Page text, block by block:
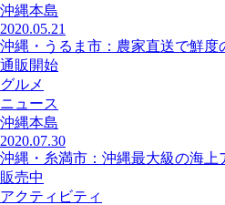
沖縄本島
2020.05.21
沖縄・うるま市：農家直送で鮮度
通販開始
グルメ
ニュース
沖縄本島
2020.07.30
沖縄・糸満市：沖縄最大級の海
販売中
アクティビティ